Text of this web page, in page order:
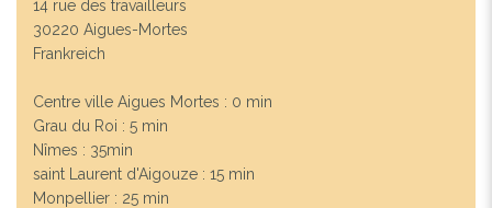
14 rue des travailleurs
30220 Aigues-Mortes
Frankreich
Centre ville Aigues Mortes : 0 min
Grau du Roi : 5 min
Nîmes : 35min
saint Laurent d'Aigouze : 15 min
Monpellier : 25 min